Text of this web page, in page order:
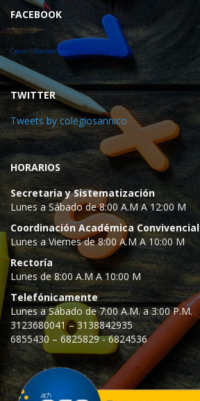
FACEBOOK
Cprcertification.com
TWITTER
Tweets by colegiosannico
HORARIOS
Secretaria y Sistematización
Lunes a Sábado de 8:00 A.M A 12:00 M
Coordinación Académica Convivencial
Lunes a Viernes de 8:00 A.M A 10:00 M
Rectoría
Lunes de 8:00 A.M A 10:00 M
Telefónicamente
Lunes a Sábado de 7:00 A.M. a 3:00 P.M.
3123680041 – 3138842935
6855430 – 6825829 - 6824536